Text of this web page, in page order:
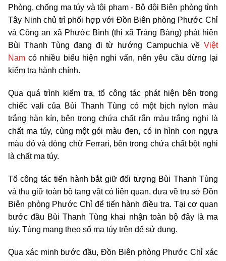
Phòng, chống ma túy và tội phạm - Bộ đội Biên phòng tỉnh
Tây Ninh chủ trì phối hợp với Đồn Biên phòng Phước Chỉ
và Công an xã Phước Bình (thị xã Trảng Bàng) phát hiện
Bùi Thanh Tùng đang đi từ hướng Campuchia về Việt
Nam có nhiều biểu hiện nghi vấn, nên yêu cầu dừng lại
kiểm tra hành chính.
Qua quá trình kiểm tra, tổ công tác phát hiện bên trong
chiếc vali của Bùi Thanh Tùng có một bịch nylon màu
trắng hàn kín, bên trong chứa chất rắn màu trắng nghi là
chất ma túy, cùng một gói màu đen, có in hình con ngựa
màu đỏ và dòng chữ Ferrari, bên trong chứa chất bột nghi
là chất ma túy.
Tổ công tác tiến hành bắt giữ đối tượng Bùi Thanh Tùng
và thu giữ toàn bộ tang vật có liên quan, đưa về trụ sở Đồn
Biên phòng Phước Chỉ để tiến hành điều tra. Tại cơ quan
bước đầu Bùi Thanh Tùng khai nhận toàn bộ đây là ma
túy. Tùng mang theo số ma túy trên để sử dụng.
Qua xác minh bước đầu, Đồn Biên phòng Phước Chỉ xác